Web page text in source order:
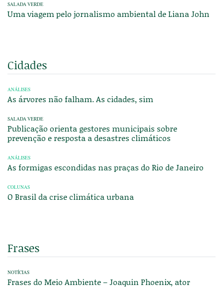
SALADA VERDE
Uma viagem pelo jornalismo ambiental de Liana John
Cidades
ANÁLISES
As árvores não falham. As cidades, sim
SALADA VERDE
Publicação orienta gestores municipais sobre
prevenção e resposta a desastres climáticos
ANÁLISES
As formigas escondidas nas praças do Rio de Janeiro
COLUNAS
O Brasil da crise climática urbana
Frases
NOTÍCIAS
Frases do Meio Ambiente – Joaquin Phoenix, ator